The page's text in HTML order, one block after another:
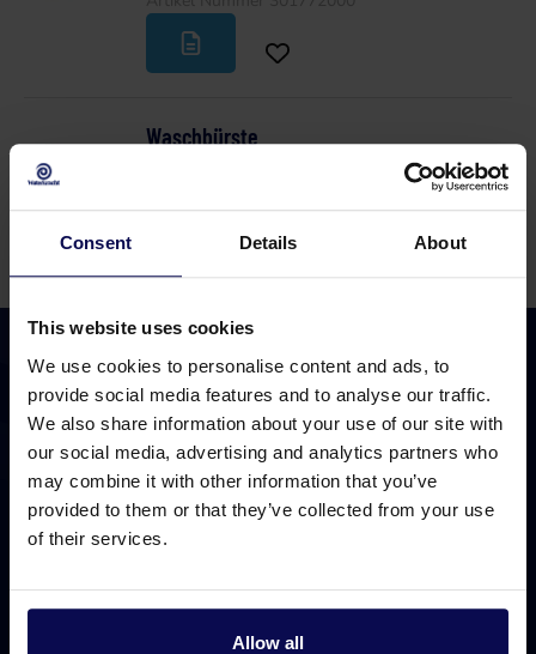
Consent Details About
This website uses cookies
We use cookies to personalise content and ads, to
provide social media features and to analyse our traffic.
We also share information about your use of our site with
our social media, advertising and analytics partners who
may combine it with other information that you’ve
provided to them or that they’ve collected from your use
of their services.
Allow all
Waschbürste
0049 2821 711 48 29 anrufen
Verfügbar bis 17.00 Uhr
Senden Sie eine E-Mail
24/7 geöffnet
Markenweg 1, 7051 HS Varsseveld